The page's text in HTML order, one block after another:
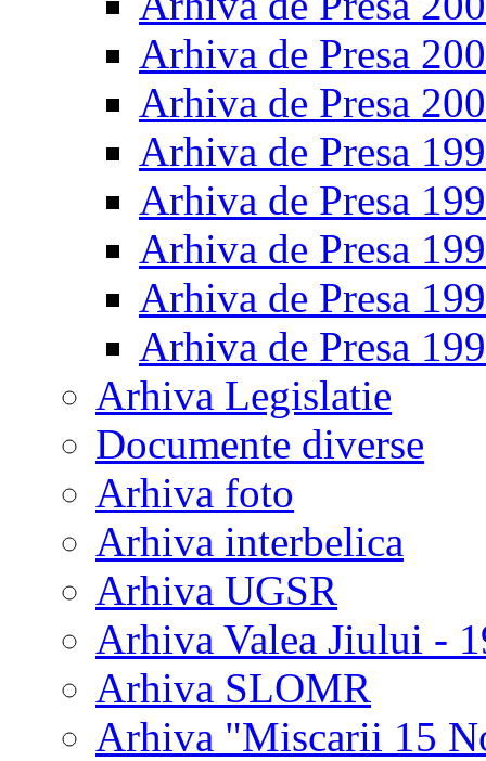
Arhiva de Presa
Arhiva de Presa
Arhiva de Presa
Arhiva de Presa
Arhiva de Presa
Arhiva de Presa
Arhiva de Presa
Arhiva Legislatie
Documente diverse
Arhiva foto
Arhiva interbelica
Arhiva UGSR
Arhiva Valea Jiului -
Arhiva SLOMR
Arhiva "Miscarii 15